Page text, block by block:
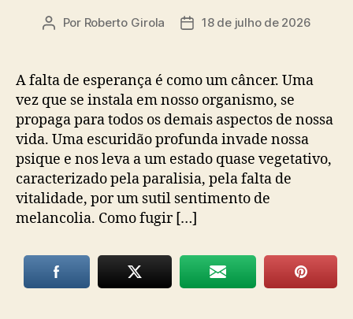
Autor
Por Roberto Girola
Data18 de julho de 2026
A falta de esperança é como um câncer. Uma
vez que se instala em nosso organismo, se
propaga para todos os demais aspectos de nossa
vida. Uma escuridão profunda invade nossa
psique e nos leva a um estado quase vegetativo,
caracterizado pela paralisia, pela falta de
vitalidade, por um sutil sentimento de
melancolia. Como fugir […]